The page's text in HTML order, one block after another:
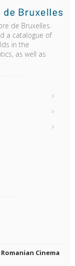
de Bruxelles.
a catalogue of
in the
as well as
Cinema